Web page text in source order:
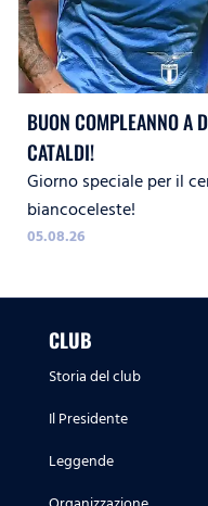
BUON COMPLEANNO A
CATALDI!
Giorno speciale per il
biancoceleste!
05.08.26
CLUB
Storia del club
Il Presidente
Leggende